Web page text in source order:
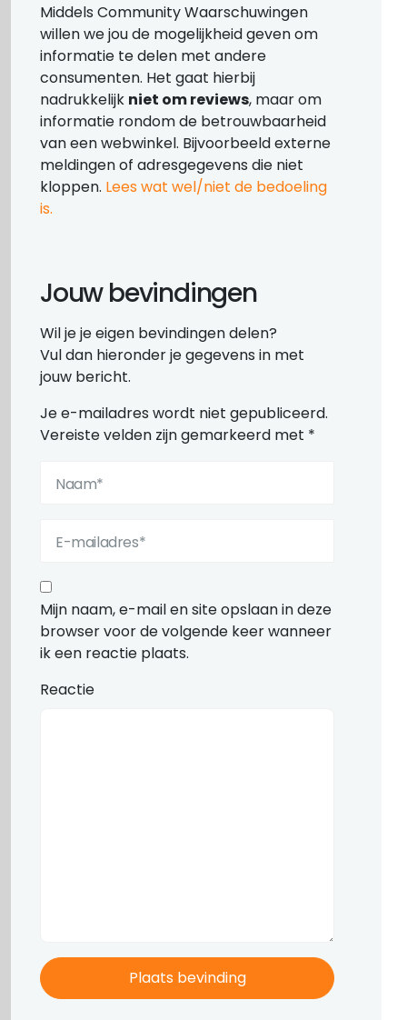
Middels Community Waarschuwingen
willen we jou de mogelijkheid geven om
informatie te delen met andere
consumenten. Het gaat hierbij
nadrukkelijk niet om reviews, maar om
informatie rondom de betrouwbaarheid
van een webwinkel. Bijvoorbeeld externe
meldingen of adresgegevens die niet
kloppen. Lees wat wel/niet de bedoeling
is.
Jouw bevindingen
Wil je je eigen bevindingen delen?
Vul dan hieronder je gegevens in met
jouw bericht.
Je e-mailadres wordt niet gepubliceerd.
Vereiste velden zijn gemarkeerd met *
Mijn naam, e-mail en site opslaan in deze
browser voor de volgende keer wanneer
ik een reactie plaats.
Reactie